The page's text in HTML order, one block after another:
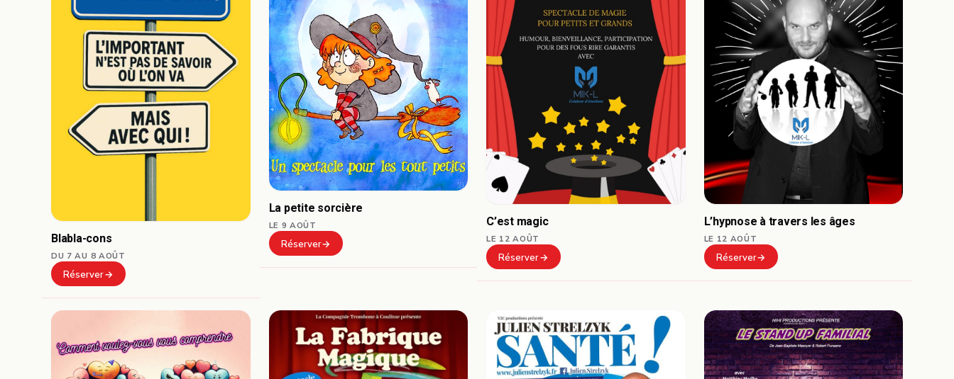
Blabla-cons
DU 7 AU 8 AOÛT
Réserver
La petite sorcière
LE 9 AOÛT
Réserver
C’est magic
LE 12 AOÛT
Réserver
L’hypnose à travers les âges
LE 12 AOÛT
Réserver